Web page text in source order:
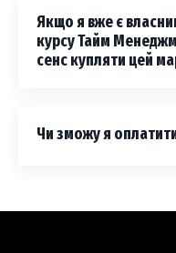
Якщо я вже є
курсу Тайм
сенс купляти цей
Чи зможу я